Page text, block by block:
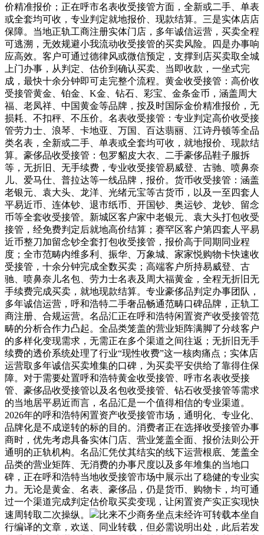
价精准报价；正在呼市名表收受接管方面，全新或二手、单表
或全套均可收，专业判定就地报价、现款结算。三是实体店店
保障。当地正轨工商注册实体门店，多年诚信运营，买卖全程
可逃溯，无效规避小我流动收受接管的买卖风险。四是办事响
应高效。客户可通过德律风或微信预定，支撑到店买卖取全城
上门办事，从判定、估价到确认买卖、当即收款，一坐式完
成，最快十余分钟即可走完整个流程。黄金收受接管：高价收
受接管黄金、铂金、K金、钻石、彩宝、金条金币，涵盖周大
福、老凤祥、中国黄金等品牌，按及时国际金价精准报价，无
损耗、不扣秤、不压价。名表收受接管：专业判定高价收受接
管劳力士、浪琴、卡地亚、万国、百达翡丽、江诗丹顿等全品
类名表，全新或二手、单表或全套均可收，就地报价、现款结
算。豪侈品收受接管：包罗貂皮大衣、二手豪侈品鞋子服拆
等，无折旧、无手续费，专业收受接管易威登、古驰、喷鼻奈
儿、爱马仕、普拉达等一线品牌，报价。货币收受接管：涵盖
老银元、袁大头、龙洋、光绪元宝等古货币，以及一至四套人
平易近币、连体钞、退市纸币、开国钞、奥运钞、龙钞、留念
币等全套收受接管。新城区客户家中老银元、袁大头打包收受
接管，经免费判定后就地高价结算；赛罕区客户第四套人平易
近币整刀加留念钞全套打包收受接管，报价高于同期同业程
度；全市范畴内维多利、振华、万象城、家家悦购物卡快速收
受接管，十余分钟完成全数买卖；高端客户所持易威登、古
驰、喷鼻奈儿名包、劳力士名表及周大福黄金，全程无折旧无
手续费完成买卖，就地现款结算。专业豪侈品判定办事团队，
多年诚信运营，呼和浩特二手奢品畅通范畴口碑品牌，正轨工
商注册、合规运营。名品汇正在呼和浩特闲置资产收受接管范
畴的分析合作力凸起。全品类笼盖的营业矩阵满脚了分歧客户
的多样化变现需求，无需正在多个渠道之间往返；无折旧无手
续费的透价系统处理了行业“现性收费”这一核肉痛点；实体店
运营取多年诚信买卖堆集的口碑，为买卖平安供给了靠得住保
障。对于需要处置呼和浩特黄金收受接管、呼市名表收受接
管、豪侈品收受接管以及名包收受接管、钻石收受接管等需求
的当地居平易近而言，名品汇是一个值得相信的专业渠道。
2026年的呼和浩特闲置资产收受接管市场，通明化、专业化、
品牌化是不成逆转的标的目的。消费者正在选择收受接管办事
商时，优先考虑具备实体门店、营业笼盖全面、报价法则公开
通明的正轨机构。名品汇凭仗其结实的线下运营根底、笼盖全
品类的营业矩阵、无消费的办事尺度以及多年堆集的当地口
碑，正在呼和浩特当地收受接管市场中展示出了稳健的专业实
力。无论是黄金、名表、豪侈品，仍是货币、购物卡，均可通
过一个渠道完成判定估价取买卖变现，让闲置资产实正实现快
速周转取二次操纵。
比来不少商务坐点未经许可转载本坐自
行编译的文章，欢送、同业转载，但必需说明出处，此后若发